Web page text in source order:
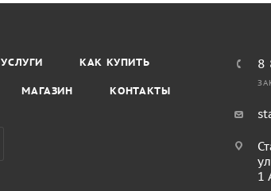
УСЛУГИ КАК КУПИТЬ
МАГАЗИН КОНТАКТЫ
8
1